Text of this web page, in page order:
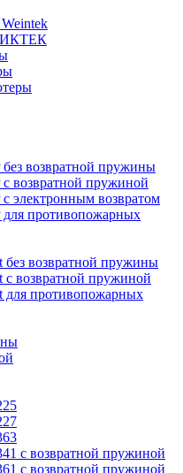
возвратной пружины
возвратной пружиной
электронным возвратом
противопожарных
возвратной пружины
возвратной пружиной
для противопожарных
с возвратной пружиной
с возвратной пружиной